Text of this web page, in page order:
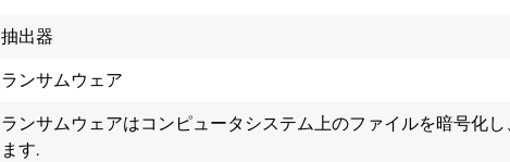
抽出器
ランサムウェア
ランサムウェアはコンピュータシステム上のファイルを暗号化
ます.